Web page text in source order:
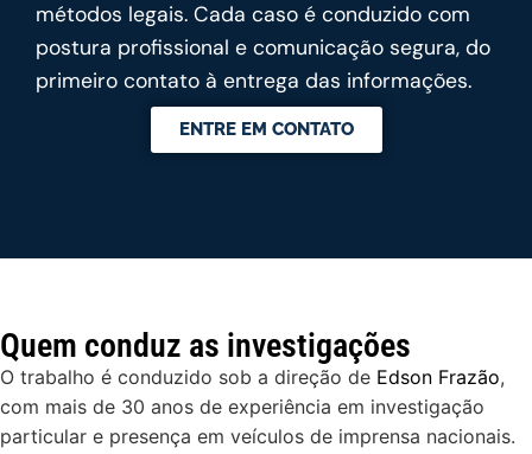
métodos legais. Cada caso é conduzido com
postura profissional e comunicação segura, do
primeiro contato à entrega das informações.
ENTRE EM CONTATO
Quem conduz as investigações
O trabalho é conduzido sob a direção de Edson Frazão,
com mais de 30 anos de experiência em investigação
particular e presença em veículos de imprensa nacionais.